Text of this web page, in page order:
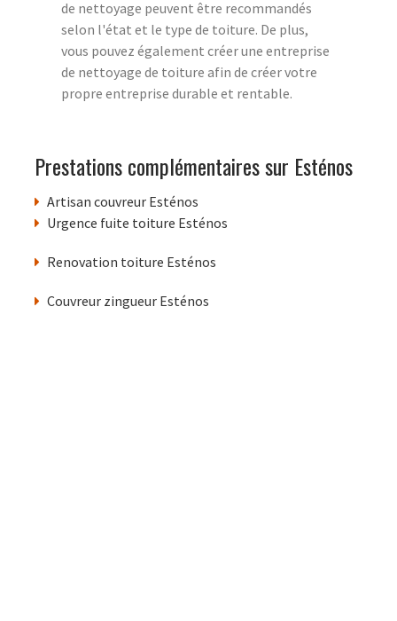
de nettoyage peuvent être recommandés
selon l'état et le type de toiture. De plus,
vous pouvez également créer une entreprise
de nettoyage de toiture afin de créer votre
propre entreprise durable et rentable.
Prestations complémentaires sur Esténos
Artisan couvreur Esténos
Urgence fuite toiture Esténos
Renovation toiture Esténos
Couvreur zingueur Esténos